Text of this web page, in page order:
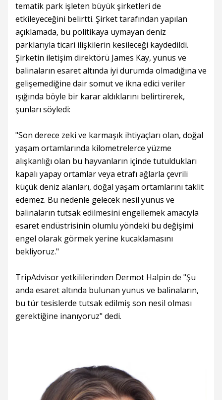
tematik park işleten büyük şirketleri de
etkileyeceğini belirtti. Şirket tarafından yapılan
açıklamada, bu politikaya uymayan deniz
parklarıyla ticari ilişkilerin kesileceği kaydedildi.
Şirketin iletişim direktörü James Kay, yunus ve
balinaların esaret altında iyi durumda olmadığına ve
gelişemediğine dair somut ve ikna edici veriler
ışığında böyle bir karar aldıklarını belirtirerek,
şunları söyledi:
"Son derece zeki ve karmaşık ihtiyaçları olan, doğal
yaşam ortamlarında kilometrelerce yüzme
alışkanlığı olan bu hayvanların içinde tutuldukları
kapalı yapay ortamlar veya etrafı ağlarla çevrili
küçük deniz alanları, doğal yaşam ortamlarını taklit
edemez. Bu nedenle gelecek nesil yunus ve
balinaların tutsak edilmesini engellemek amacıyla
esaret endüstrisinin olumlu yöndeki bu değişimi
engel olarak görmek yerine kucaklamasını
bekliyoruz."
TripAdvisor yetkililerinden Dermot Halpin de "Şu
anda esaret altında bulunan yunus ve balinaların,
bu tür tesislerde tutsak edilmiş son nesil olması
gerektiğine inanıyoruz" dedi.